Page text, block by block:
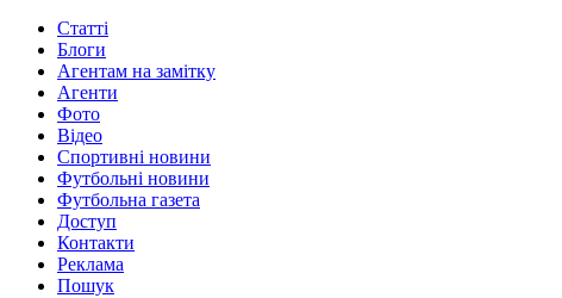
Статті
Блоги
Агентам на замітку
Агенти
Фото
Відео
Спортивні новини
Футбольні новини
Футбольна газета
Доступ
Контакти
Реклама
Пошук